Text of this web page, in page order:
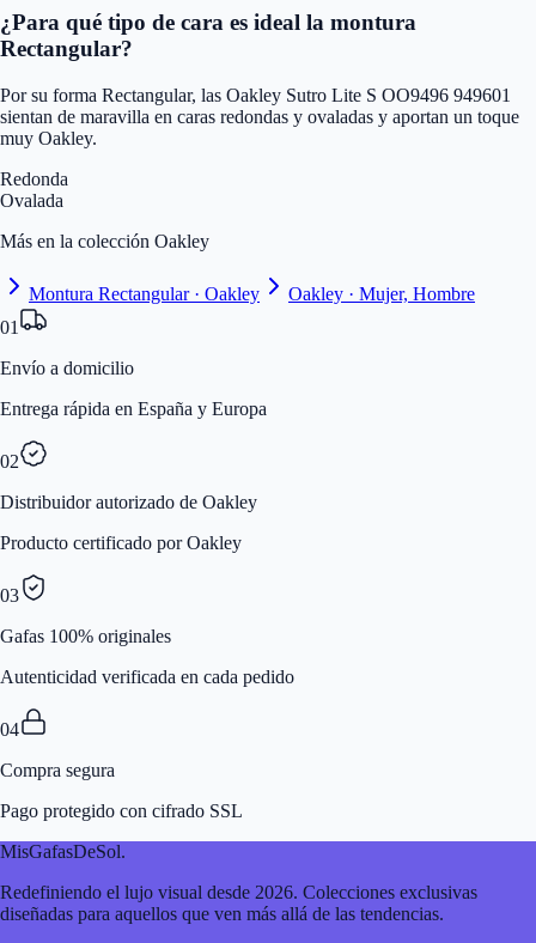
¿Para qué tipo de cara es ideal la montura
Rectangular?
Por su forma Rectangular, las Oakley Sutro Lite S OO9496 949601
sientan de maravilla en caras redondas y ovaladas y aportan un toque
muy Oakley.
Redonda
Ovalada
Más en la colección Oakley
Montura Rectangular · Oakley
Oakley · Mujer, Hombre
01
Envío a domicilio
Entrega rápida en España y Europa
02
Distribuidor autorizado de Oakley
Producto certificado por Oakley
03
Gafas 100% originales
Autenticidad verificada en cada pedido
04
Compra segura
Pago protegido con cifrado SSL
MisGafasDeSol.
Redefiniendo el lujo visual desde 2026. Colecciones exclusivas
diseñadas para aquellos que ven más allá de las tendencias.